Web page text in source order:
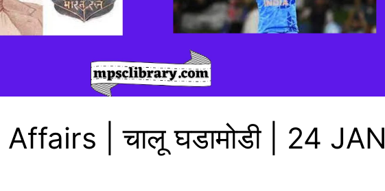
| चालू घडामोडी | 24 JAN